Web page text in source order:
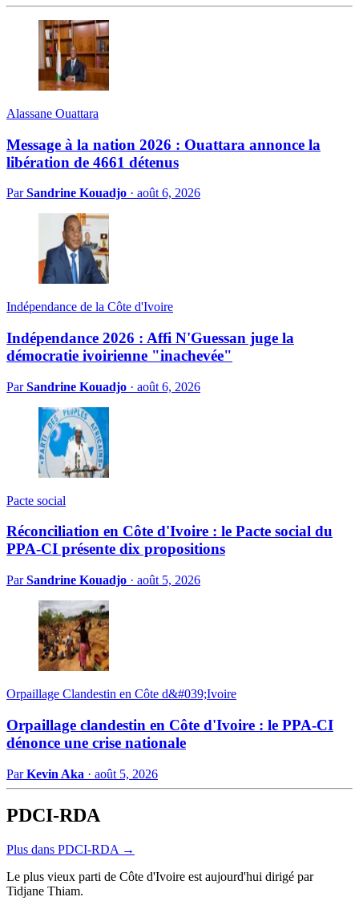
Alassane Ouattara
Message à la nation 2026 : Ouattara annonce la
libération de 4661 détenus
ParSandrine Kouadjo · août 6, 2026
Indépendance de la Côte d'Ivoire
Indépendance 2026 : Affi N'Guessan juge la
démocratie ivoirienne "inachevée"
ParSandrine Kouadjo · août 6, 2026
Pacte social
Réconciliation en Côte d'Ivoire : le Pacte social du
PPA-CI présente dix propositions
ParSandrine Kouadjo · août 5, 2026
Orpaillage Clandestin en Côte d&#039;Ivoire
Orpaillage clandestin en Côte d'Ivoire : le PPA-CI
dénonce une crise nationale
ParKevin Aka · août 5, 2026
PDCI-RDA
Plus dans PDCI-RDA →
Le plus vieux parti de Côte d'Ivoire est aujourd'hui dirigé par
Tidjane Thiam.